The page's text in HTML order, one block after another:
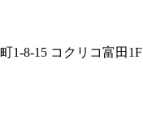
1-8-15 コクリコ富田1F